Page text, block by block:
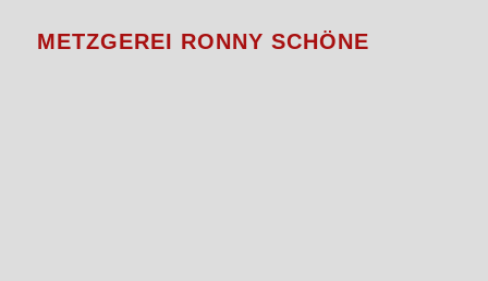
METZGEREI RONNY SCHÖNE